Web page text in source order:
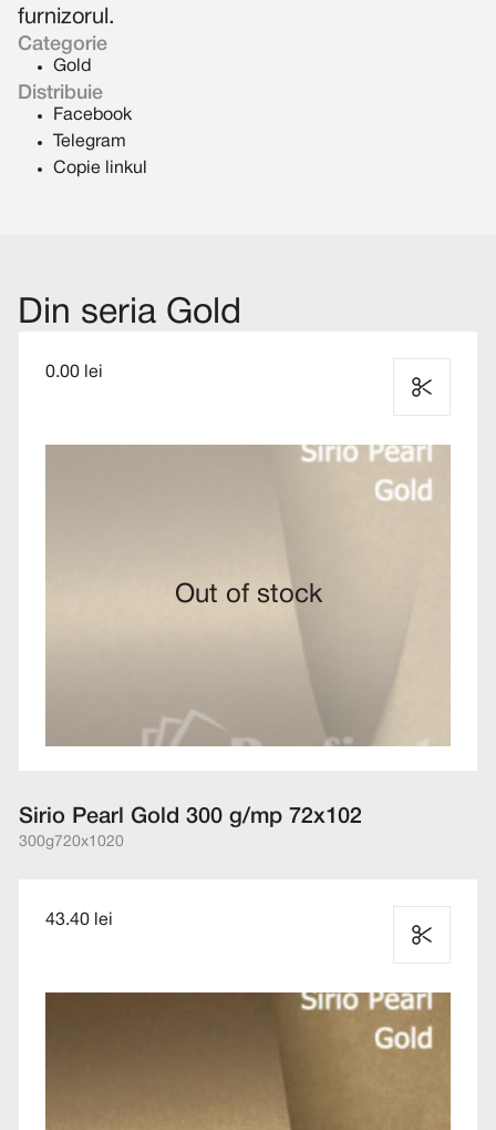
furnizorul.
Categorie
Gold
Distribuie
Facebook
Telegram
Copie linkul
Din seria Gold
0.00 lei
Out of stock
Sirio Pearl Gold 300 g/mp 72x102
300g720x1020
43.40 lei